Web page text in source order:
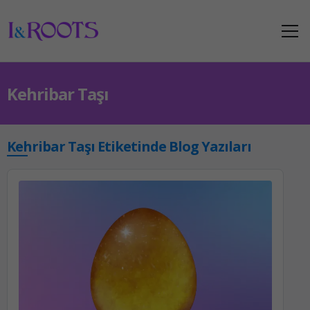
Kehribar Taşı
Kehribar Taşı Etiketinde Blog Yazıları